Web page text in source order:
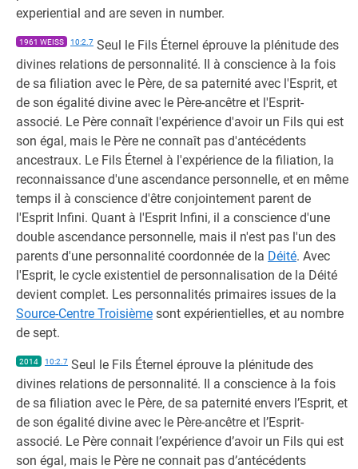
experiential and are seven in number.
1961 WEISS 10:2.7 Seul le Fils Éternel éprouve la plénitude des
divines relations de personnalité. Il à conscience à la fois
de sa filiation avec le Père, de sa paternité avec l'Esprit, et
de son égalité divine avec le Père-ancêtre et l'Esprit-
associé. Le Père connaît l'expérience d'avoir un Fils qui est
son égal, mais le Père ne connaît pas d'antécédents
ancestraux. Le Fils Éternel à l'expérience de la filiation, la
reconnaissance d'une ascendance personnelle, et en même
temps il à conscience d'être conjointement parent de
l'Esprit Infini. Quant à l'Esprit Infini, il a conscience d'une
double ascendance personnelle, mais il n'est pas l'un des
parents d'une personnalité coordonnée de la Déité. Avec
l'Esprit, le cycle existentiel de personnalisation de la Déité
devient complet. Les personnalités primaires issues de la
Source-Centre Troisième sont expérientielles, et au nombre
de sept.
2014 10:2.7 Seul le Fils Éternel éprouve la plénitude des
divines relations de personnalité. Il a conscience à la fois
de sa filiation avec le Père, de sa paternité envers l’Esprit, et
de son égalité divine avec le Père-ancêtre et l’Esprit-
associé. Le Père connait l’expérience d’avoir un Fils qui est
son égal, mais le Père ne connait pas d’antécédents